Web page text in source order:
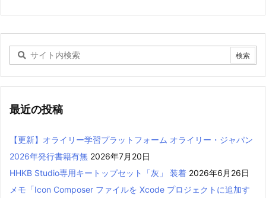
最近の投稿
【更新】オライリー学習プラットフォーム オライリー・ジャパン
2026年発行書籍有無 2026年7月20日
HHKB Studio専用キートップセット「灰」 装着 2026年6月26日
メモ「Icon Composer ファイルを Xcode プロジェクトに追加す